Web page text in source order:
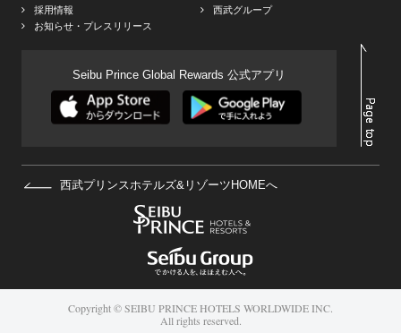
採用情報
お知らせ・プレスリリース
西武グループ
Seibu Prince Global Rewards 公式アプリ
西武プリンスホテルズ&リゾーツHOMEへ
Copyright © SEIBU PRINCE HOTELS WORLDWIDE INC.
All rights reserved.